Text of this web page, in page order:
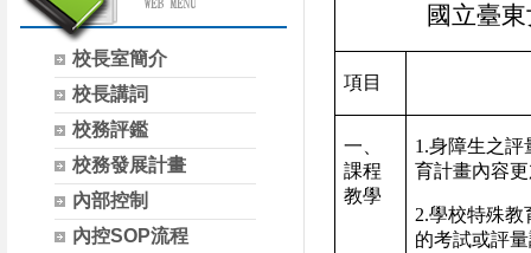
校長室簡介
校長講詞
校務評鑑
校務發展計畫
內部控制
內控SOP流程
國立臺
項目
一、
課程
教學
1.身障生之評
育計畫內容
2.學校特殊教
的考試或評